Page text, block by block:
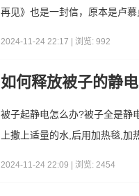
再见》也是一封信，原本是卢
2024-11-24 22:17 | 浏览: 992
如何释放被子的静电
被子起静电怎么办?被子全是静
上撒上适量的水,后用加热毯,
2024-11-24 22:09 | 浏览: 2454